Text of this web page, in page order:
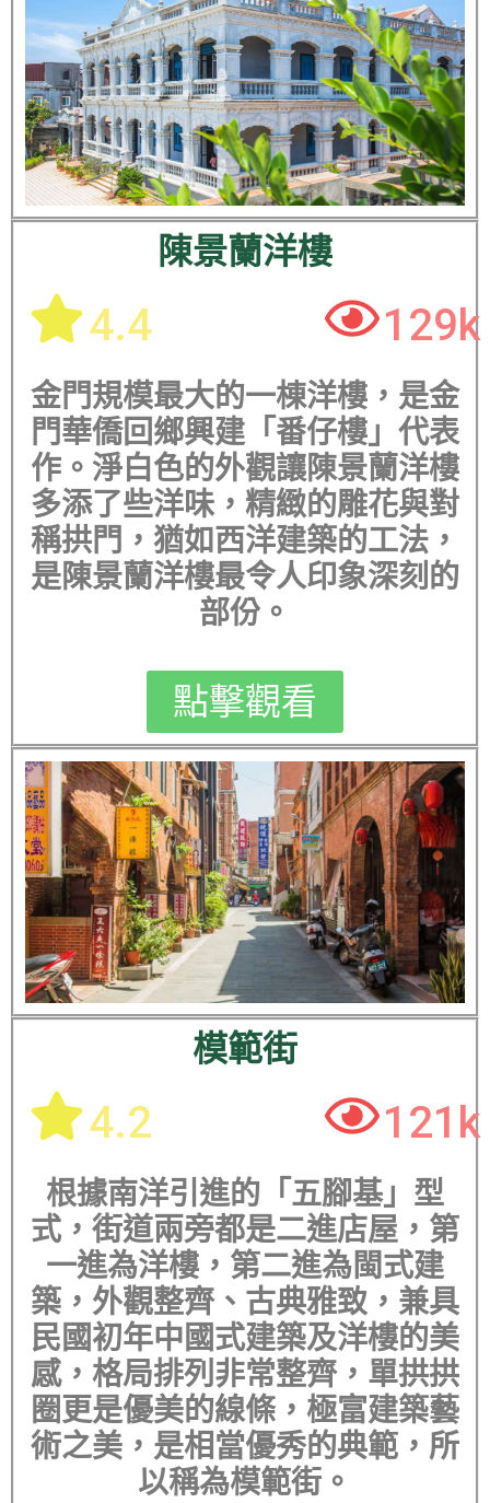
陳景蘭洋樓
4.4 129k
金門規模最大的一棟洋樓，是金
門華僑回鄉興建「番仔樓」代表
作。淨白色的外觀讓陳景蘭洋樓
多添了些洋味，精緻的雕花與對
稱拱門，猶如西洋建築的工法，
是陳景蘭洋樓最令人印象深刻的
部份。
點擊觀看
模範街
4.2 121k
根據南洋引進的「五腳基」型
式，街道兩旁都是二進店屋，第
一進為洋樓，第二進為閩式建
築，外觀整齊、古典雅致，兼具
民國初年中國式建築及洋樓的美
感，格局排列非常整齊，單拱拱
圈更是優美的線條，極富建築藝
術之美，是相當優秀的典範，所
以稱為模範街。